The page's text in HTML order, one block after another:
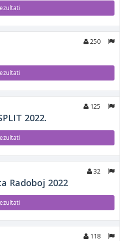
250
125
2022.
32
Radoboj 2022
118